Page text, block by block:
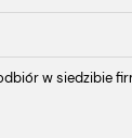
płatności
w siedzibie